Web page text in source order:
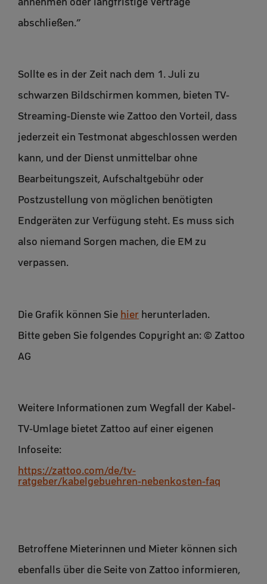
abschließen.”
Sollte es in der Zeit nach dem 1. Juli zu
schwarzen Bildschirmen kommen, bieten TV-
Streaming-Dienste wie Zattoo den Vorteil, dass
jederzeit ein Testmonat abgeschlossen werden
kann, und der Dienst unmittelbar ohne
Bearbeitungszeit, Aufschaltgebühr oder
Postzustellung von möglichen benötigten
Endgeräten zur Verfügung steht. Es muss sich
also niemand Sorgen machen, die EM zu
verpassen.
Die Grafik können Sie hier herunterladen.
Bitte geben Sie folgendes Copyright an: © Zattoo
AG
Weitere Informationen zum Wegfall der Kabel-
TV-Umlage bietet Zattoo auf einer eigenen
Infoseite:
https://zattoo.com/de/tv-
ratgeber/kabelgebuehren-nebenkosten-faq
Betroffene Mieterinnen und Mieter können sich
ebenfalls über die Seite von Zattoo informieren,